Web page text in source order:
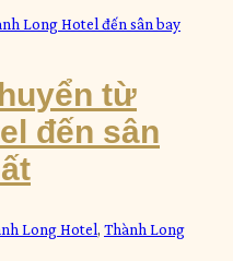
từ
đến sân
Long Hotel, Thành Long